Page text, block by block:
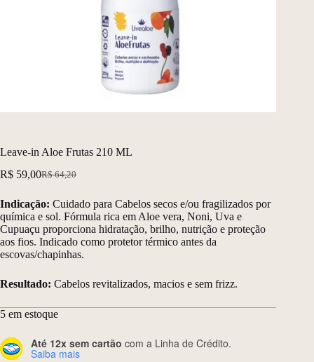
Leave-in Aloe Frutas 210 ML
R$64,20
O
original
era:
R$ 64,20.
R$ 59,00O
atual
é:
R$ 59,00.
Indicação: Cuidado para Cabelos secos e/ou fragilizados por
química e sol. Fórmula rica em Aloe vera, Noni, Uva e
Cupuaçu proporciona hidratação, brilho, nutrição e proteção
aos fios. Indicado como protetor térmico antes da
escovas/chapinhas.
Resultado: Cabelos revitalizados, macios e sem frizz.
5 em estoque
Até 12x sem cartão com a Linha de Crédito.
Saiba mais